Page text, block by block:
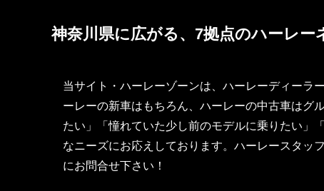
神奈川県に広がる、7拠点のハーレー
当サイト・ハーレーゾーンは、ハーレーディーラ
ーレーの新車はもちろん、ハーレーの中古車はグ
たい」「憧れていた少し前のモデルに乗りたい」
なニーズにお応えしております。ハーレースタッ
にお問合せ下さい！